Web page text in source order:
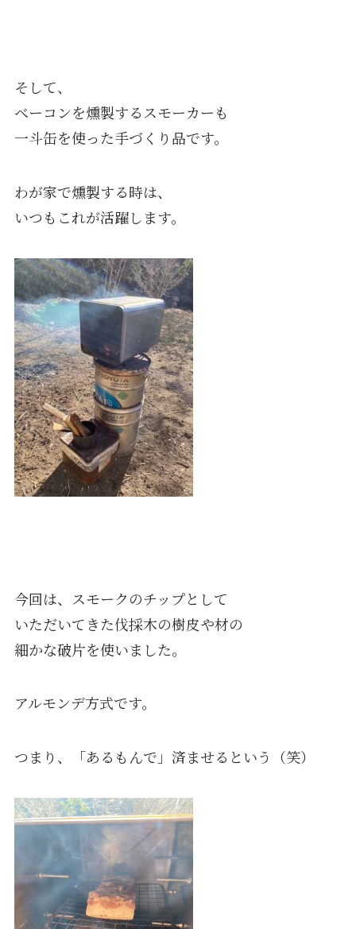
そして、
ベーコンを燻製するスモーカーも
一斗缶を使った手づくり品です。
わが家で燻製する時は、
いつもこれが活躍します。
今回は、スモークのチップとして
いただいてきた伐採木の樹皮や材の
細かな破片を使いました。
アルモンデ方式です。
つまり、「あるもんで」済ませるという（笑）